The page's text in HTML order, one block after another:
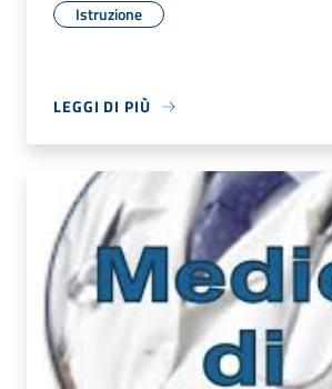
Istruzione
LEGGI DI PIÙ